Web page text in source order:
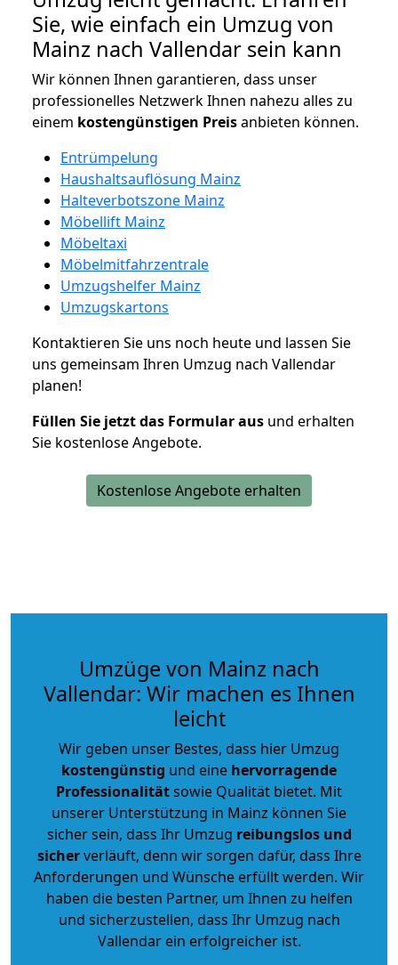
Sie, wie einfach ein Umzug von
Mainz nach Vallendar sein kann
Wir können Ihnen garantieren, dass unser
professionelles Netzwerk Ihnen nahezu alles zu
einem kostengünstigen Preisanbieten können.
Entrümpelung
Haushaltsauflösung Mainz
Halteverbotszone Mainz
Möbellift Mainz
Möbeltaxi
Möbelmitfahrzentrale
Umzugshelfer Mainz
Umzugskartons
Kontaktieren Sie uns noch heute und lassen Sie
uns gemeinsam Ihren Umzug nach Vallendar
planen!
Füllen Sie jetzt das Formular aus und erhalten
Sie kostenlose Angebote.
Kostenlose Angebote erhalten
Umzüge von Mainz nach
Vallendar: Wir machen es Ihnen
leicht
Wir geben unser Bestes, dass hier Umzug
kostengünstig und eine hervorragende
Professionalitätsowie Qualität bietet. Mit
unserer Unterstützung in Mainz können Sie
sicher sein, dass Ihr Umzug reibungslos und
sicherverläuft, denn wir sorgen dafür, dass Ihre
Anforderungen und Wünsche erfüllt werden. Wir
haben die besten Partner, um Ihnen zu helfen
und sicherzustellen, dass Ihr Umzug nach
Vallendar ein erfolgreicher ist.